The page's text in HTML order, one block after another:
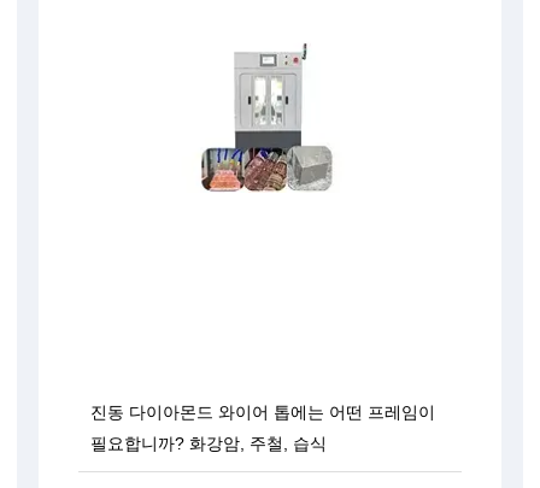
진동 다이아몬드 와이어 톱에는 어떤 프레임이
필요합니까? 화강암, 주철, 습식